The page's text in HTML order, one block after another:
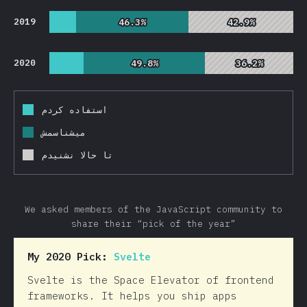
2019 46.3%
46.3% 42.9%
42.9%
2020 49.8%
49.8% 36.2%
36.2%
استفاده کردم
میشناسمش
تا حالا نشنیدم
We asked members of the JavaScript community to
share their “pick of the year”
My 2020 Pick: Svelte
Svelte is the Space Elevator of frontend
frameworks. It helps you ship apps